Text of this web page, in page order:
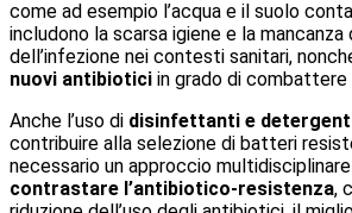
come ad esempio l’acqua e il suolo
includono la scarsa igiene e la
dell’infezione nei contesti sanitari,
nuovi antibiotici in grado di
Anche l’uso di disinfettanti e
contribuire alla selezione di batteri
necessario un approccio
contrastare l’antibiotico-resistenza,